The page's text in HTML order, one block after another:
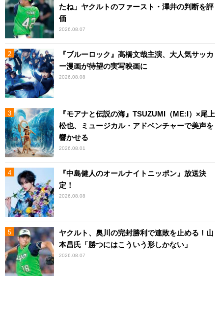
たね」ヤクルトのファースト・澤井の判断を評
価
2026.08.07
『ブルーロック』高橋文哉主演、大人気サッカ
ー漫画が待望の実写映画に
2026.08.08
『モアナと伝説の海』TSUZUMI（ME:I）×尾上
松也、ミュージカル・アドベンチャーで美声を
響かせる
2026.08.01
『中島健人のオールナイトニッポン』放送決
定！
2026.08.08
ヤクルト、奥川の完封勝利で連敗を止める！山
本昌氏「勝つにはこういう形しかない」
2026.08.07